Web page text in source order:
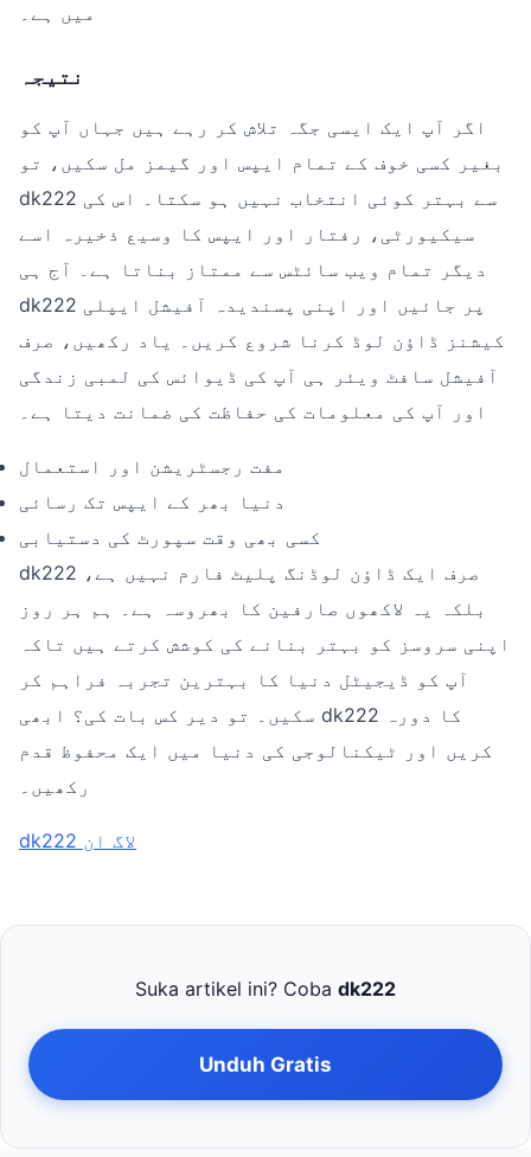
میں ہے۔
نتیجہ
اگر آپ ایک ایسی جگہ تلاش کر رہے ہیں جہاں آپ کو
بغیر کسی خوف کے تمام ایپس اور گیمز مل سکیں، تو
dk222 سے بہتر کوئی انتخاب نہیں ہو سکتا۔ اس کی
سیکیورٹی، رفتار اور ایپس کا وسیع ذخیرہ اسے
دیگر تمام ویب سائٹس سے ممتاز بناتا ہے۔ آج ہی
dk222 پر جائیں اور اپنی پسندیدہ آفیشل ایپلی
کیشنز ڈاؤن لوڈ کرنا شروع کریں۔ یاد رکھیں، صرف
آفیشل سافٹ ویئر ہی آپ کی ڈیوائس کی لمبی زندگی
اور آپ کی معلومات کی حفاظت کی ضمانت دیتا ہے۔
مفت رجسٹریشن اور استعمال
دنیا بھر کے ایپس تک رسائی
کسی بھی وقت سپورٹ کی دستیابی
dk222 صرف ایک ڈاؤن لوڈنگ پلیٹ فارم نہیں ہے،
بلکہ یہ لاکھوں صارفین کا بھروسہ ہے۔ ہم ہر روز
اپنی سروسز کو بہتر بنانے کی کوشش کرتے ہیں تاکہ
آپ کو ڈیجیٹل دنیا کا بہترین تجربہ فراہم کر
سکیں۔ تو دیر کس بات کی؟ ابھی dk222 کا دورہ
کریں اور ٹیکنالوجی کی دنیا میں ایک محفوظ قدم
رکھیں۔
dk222 لاگ ان
Suka artikel ini? Coba dk222
Unduh Gratis